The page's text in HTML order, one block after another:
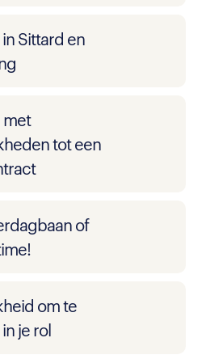
Sittard en
met
tot een
of
om te
je rol